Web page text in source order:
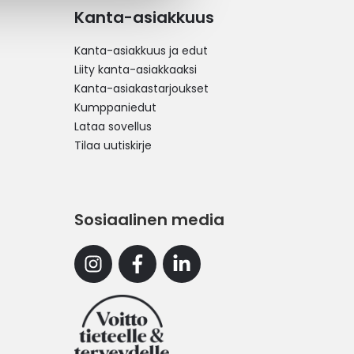
Kanta-asiakkuus
Kanta-asiakkuus ja edut
Liity kanta-asiakkaaksi
Kanta-asiakastarjoukset
Kumppaniedut
Lataa sovellus
Tilaa uutiskirje
Sosiaalinen media
InstagramFacebookLinkedin